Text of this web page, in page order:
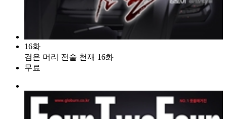
16화
검은 머리 전술 천재 16화
무료